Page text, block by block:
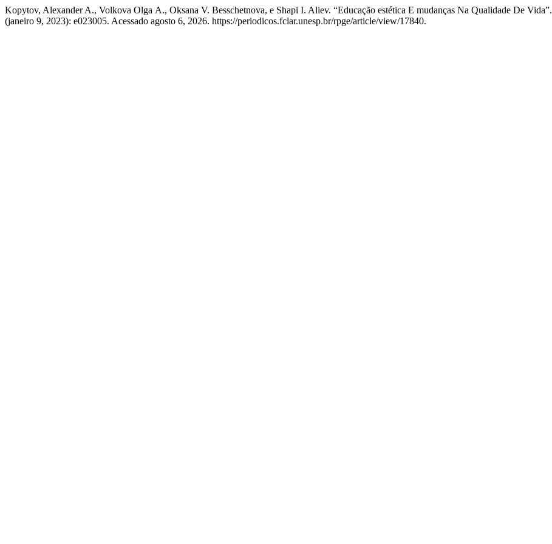
Kopytov, Alexander A., Volkova Olga А., Oksana V. Besschetnova, e Shapi I. Aliev. “Educação estética E mudanças Na Qualidade De Vida”.
(janeiro 9, 2023): e023005. Acessado agosto 6, 2026. https://periodicos.fclar.unesp.br/rpge/article/view/17840.